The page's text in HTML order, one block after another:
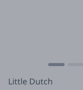
Little Dutch